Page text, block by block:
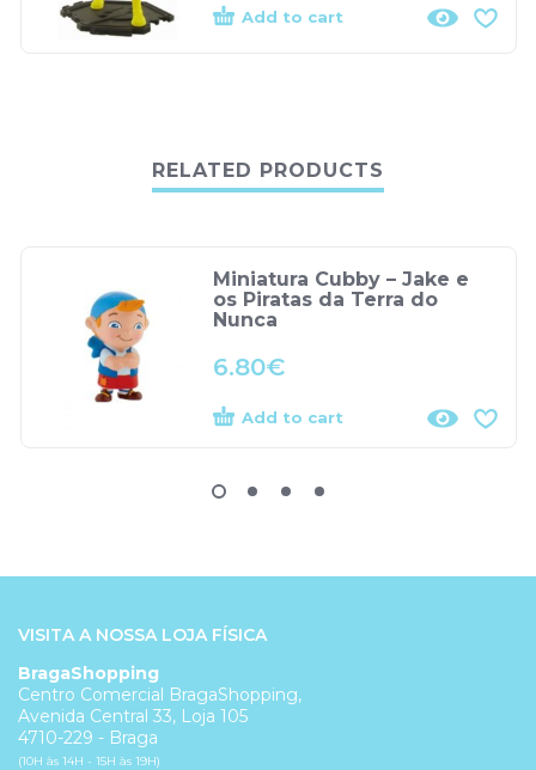
Add to cart
RELATED PRODUCTS
Miniatura Cubby – Jake e
os Piratas da Terra do
Nunca
6.80€
Add to cart
VISITA A NOSSA LOJA FÍSICA
BragaShopping
Centro Comercial BragaShopping,
Avenida Central 33, Loja 105
4710-229 - Braga
(10H às 14H - 15H às 19H)